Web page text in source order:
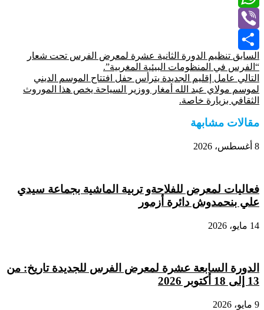
WhatsApp
Viber
Share
السابق تنظيم الدورة الثانية عشرة لمعرض الفرس تحت شعار
“الفرس في المنظومات البيئية المغربية”.
التالي عامل إقليم الجديدة يترأس حفل افتتاح الموسم الديني
لموسم مولاي عبد الله أمغار ووزير السياحة يخص هذا الموروث
الثقافي بزيارة خاصة.
مقالات مشابهة
8 أغسطس، 2026
فعاليات لمعرض للفلاحةو تربية الماشية بجماعة سيدي
علي بنحمدوش دائرة أزمور
14 مايو، 2026
الدورة السابعة عشرة لمعرض الفرس للجديدة تاريخ: من
13 إلى 18 أكتوبر 2026
9 مايو، 2026